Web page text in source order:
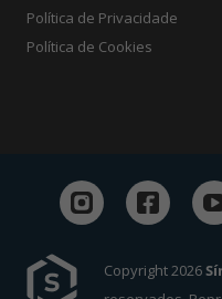
Política de Privacidade
Política de Cookies
Copyright 2026